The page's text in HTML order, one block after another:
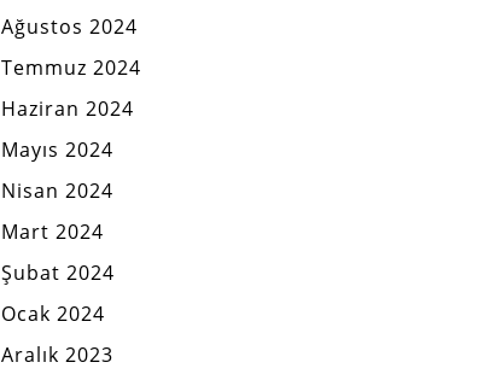
Ağustos 2024
Temmuz 2024
Haziran 2024
Mayıs 2024
Nisan 2024
Mart 2024
Şubat 2024
Ocak 2024
Aralık 2023